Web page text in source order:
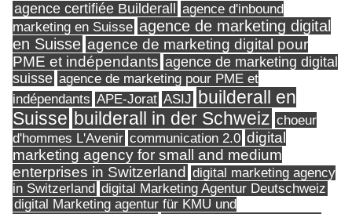
agence certifiée Builderall
agence d'inbound
marketing en Suisse agence de marketing digital
en Suisse agence de marketing digital pour
PME et indépendants agence de marketing digital
suisse agence de marketing pour PME et
indépendants APE-Jorat ASIJ builderall en
Suisse builderall in der Schweiz choeur
d'hommes L'Avenir communication 2.0 digital
marketing agency for small and medium
enterprises in Switzerland digital marketing agency
in Switzerland digital Marketing Agentur Deutschweiz
digital Marketing agentur für KMU und